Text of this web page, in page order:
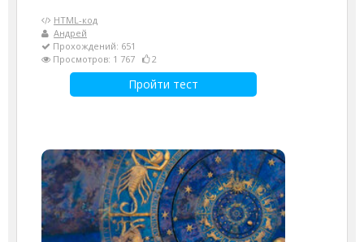
HTML-код
Андрей
Прохождений: 651
Просмотров: 1 767
2
Пройти тест